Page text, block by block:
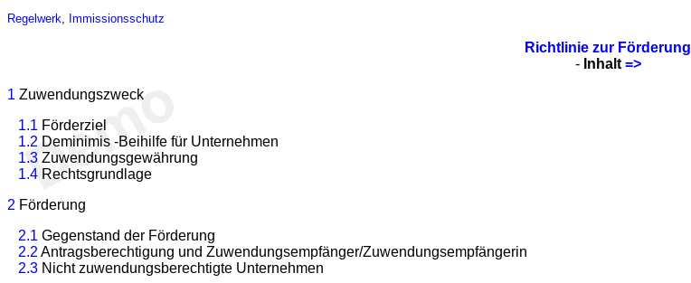
Regelwerk Immissionsschutz
Richtlinie zur Förderung
- Inhalt =>
1 Zuwendungszweck
1.1 Förderziel
1.2 Deminimis -Beihilfe für Unternehmen
1.3 Zuwendungsgewährung
1.4 Rechtsgrundlage
2 Förderung
2.1 Gegenstand der Förderung
2.2 Antragsberechtigung und Zuwendungsempfänger/Zuwendungsempfängerin
2.3 Nicht zuwendungsberechtigte Unternehmen